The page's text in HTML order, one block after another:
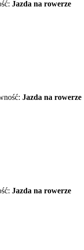
Jazda na rowerze
Jazda na rowerze
Jazda na rowerze